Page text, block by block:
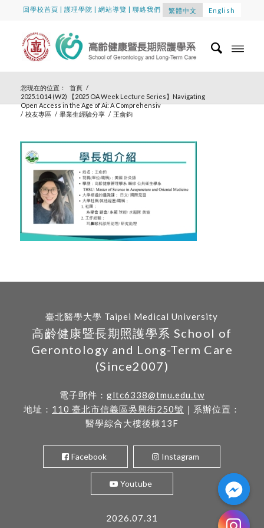
回學校首頁 |護理學院 |網站導覽 | 聯絡我們 繁體中文 English
您現在的位置： 首頁 /
2025.10.14 (W2) 【2025 OA Week Lecture Series】Navigating
Open Access in the Age of Ai: A Comprehensiv
/ 校友專區 / 畢業生經驗分享 / 王俞鈞
臺北醫學大學 Taipei Medical University
高齡健康暨長期照護學系 School of
Gerontology and Long-Term Care
(Since2007)
電子郵件： gltc6338@tmu.edu.tw
地址： 110 臺北市信義區吳興街250號 ｜系辦位置：
醫學綜合大樓後棟13F
Facebook Instagram
Youtube
2026.07.31